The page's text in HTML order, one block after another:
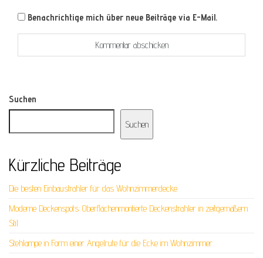
Benachrichtige mich über neue Beiträge via E-Mail.
Suchen
Suchen
Kürzliche Beiträge
Die besten Einbaustrahler für das Wohnzimmerdecke
Moderne Deckenspots: Oberflächenmontierte Deckenstrahler in zeitgemäßem
Stil
Stehlampe in Form einer Angelrute für die Ecke im Wohnzimmer